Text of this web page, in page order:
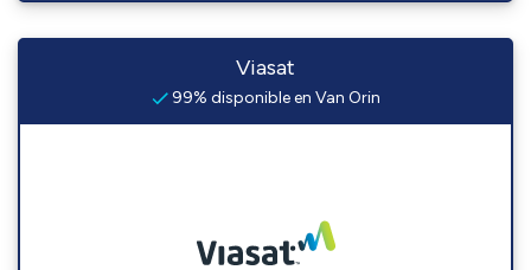
Viasat
99% disponible en Van Orin